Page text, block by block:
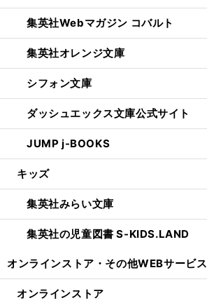
集英社Webマガジン コバルト
集英社オレンジ文庫
シフォン文庫
ダッシュエックス文庫公式サイト
JUMP j-BOOKS
キッズ
集英社みらい文庫
集英社の児童図書 S-KIDS.LAND
オンラインストア・ その他WEBサービス
オンラインストア